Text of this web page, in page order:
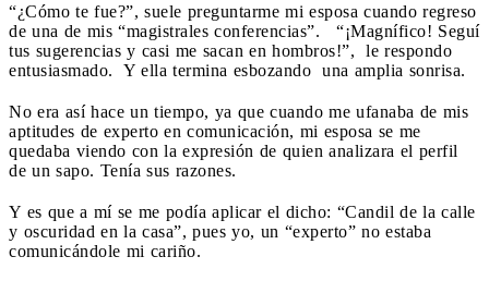
“¿Cómo te fue?”, suele preguntarme mi esposa cuando regreso
de una de mis “magistrales conferencias”. “¡Magnífico! Seguí
tus sugerencias y casi me sacan en hombros!”, le respondo
entusiasmado.
Y ella termina esbozando una amplia sonrisa.
No era así hace un tiempo, ya que cuando me ufanaba de mis
aptitudes de experto en comunicación, mi esposa se me
quedaba viendo con la expresión de quien analizara el perfil
de un sapo. Tenía sus razones.
Y es que a mí se me podía aplicar el dicho: “Candil de la calle
y oscuridad en la casa”, pues yo, un “experto” no estaba
comunicándole mi cariño.